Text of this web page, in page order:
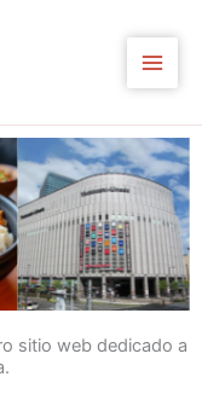
sitio web dedicado a